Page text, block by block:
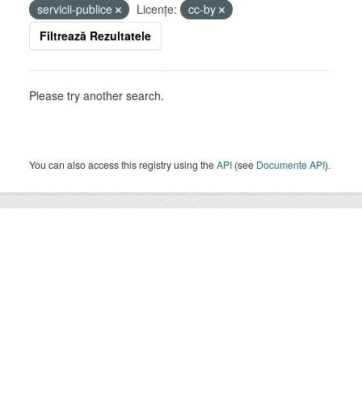
servicii-publice
Licenţe:
cc-by
Filtrează Rezultatele
Please try another search.
You can also access this registry using theAPI (see Documente API).